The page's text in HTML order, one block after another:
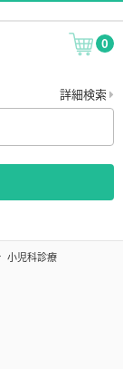
0
詳細検索
小児科診療